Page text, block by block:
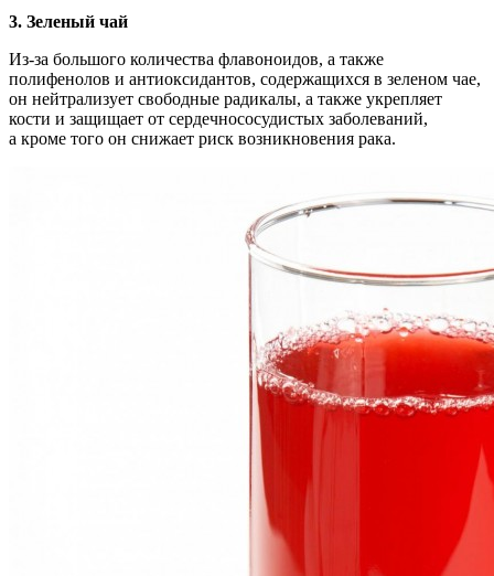
3. Зеленый чай
Из-за большого количества флавоноидов, а также
полифенолов и антиоксидантов, содержащихся в зеленом чае,
он нейтрализует свободные радикалы, а также укрепляет
кости и защищает от сердечнососудистых заболеваний,
а кроме того он снижает риск возникновения рака.